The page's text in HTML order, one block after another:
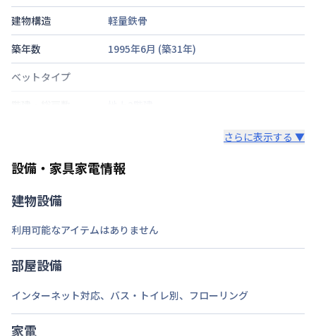
建物構造
軽量鉄骨
築年数
1995年6月 (築31年)
ベットタイプ
部屋の向き
定員
1名
次回更新日
情報更新日より14日以内
さらに表示する ▼
設備・家具家電情報
建物設備
利用可能なアイテムはありません
部屋設備
インターネット対応、 バス・トイレ別、 フローリング
家電